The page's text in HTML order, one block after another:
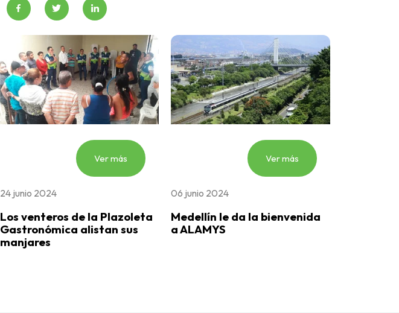
Ver más
24 junio 2024
Los venteros de la Plazoleta
Gastronómica alistan sus
manjares
Ver más
06 junio 2024
Medellín le da la bienvenida
a ALAMYS